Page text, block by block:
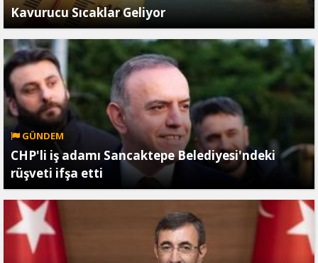
Kavurucu Sıcaklar Geliyor
GÜNDEM
CHP'li iş adamı Sancaktepe Belediyesi'ndeki
rüşveti ifşa etti